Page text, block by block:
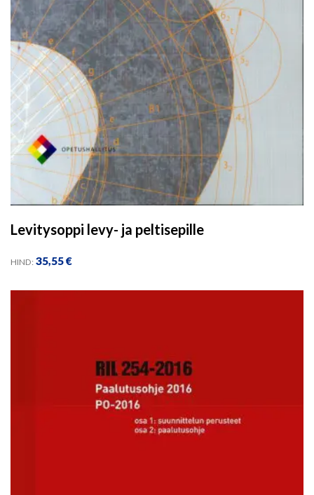
Levitysoppi levy- ja peltisepille
HIND: 35,55€